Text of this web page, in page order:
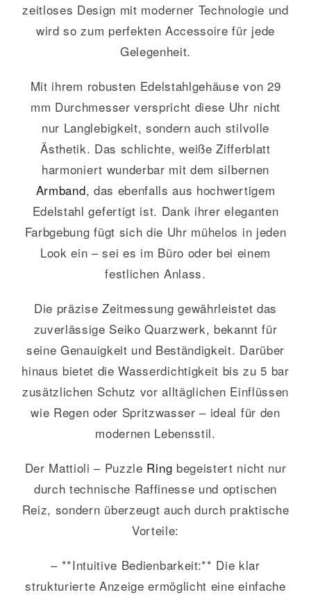
zeitloses Design mit moderner Technologie und
wird so zum perfekten Accessoire für jede
Gelegenheit.
Mit ihrem robusten Edelstahlgehäuse von 29
mm Durchmesser verspricht diese Uhr nicht
nur Langlebigkeit, sondern auch stilvolle
Ästhetik. Das schlichte, weiße Zifferblatt
harmoniert wunderbar mit dem silbernen
Armband, das ebenfalls aus hochwertigem
Edelstahl gefertigt ist. Dank ihrer eleganten
Farbgebung fügt sich die Uhr mühelos in jeden
Look ein – sei es im Büro oder bei einem
festlichen Anlass.
Die präzise Zeitmessung gewährleistet das
zuverlässige Seiko Quarzwerk, bekannt für
seine Genauigkeit und Beständigkeit. Darüber
hinaus bietet die Wasserdichtigkeit bis zu 5 bar
zusätzlichen Schutz vor alltäglichen Einflüssen
wie Regen oder Spritzwasser – ideal für den
modernen Lebensstil.
Der Mattioli – Puzzle Ring begeistert nicht nur
durch technische Raffinesse und optischen
Reiz, sondern überzeugt auch durch praktische
Vorteile:
– **Intuitive Bedienbarkeit:** Die klar
strukturierte Anzeige ermöglicht eine einfache